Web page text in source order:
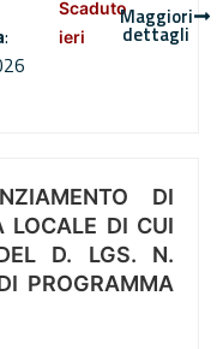
:
Scaduto
ieri
Maggiori
dettagli
DI
LOCALE DI CUI
D. LGS. N.
PROGRAMMA